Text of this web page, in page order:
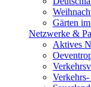
Gärten
Netzwerke &
Aktives